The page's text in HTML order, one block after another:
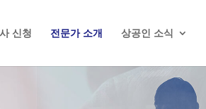
신청 전문가 소개 상공인 소식